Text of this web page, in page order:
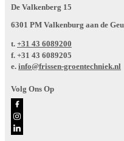
De Valkenberg 15
6301 PM Valkenburg aan de
t. +31 43 6089200
f. +31 43 6089205
e. info@frissen-groentechniek.nl
Volg Ons Op